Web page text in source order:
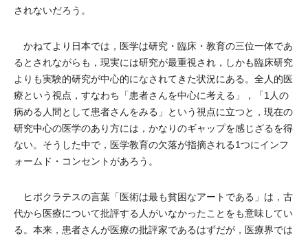
されないだろう。
かねてより日本では，医学は研究・臨床・教育の三位一体であ
るとされながらも，現実には研究が最重視され，しかも臨床研究
よりも実験的研究が中心的になされてきた状況にある。全人的医
療という視点，すなわち「患者さんを中心に考える」，「1人の
病める人間として患者さんをみる」という視点に立つと，現在の
研究中心の医学のあり方には，かなりのギャップを感じざるを得
ない。そうした中で，医学教育の欠落が指摘される1つにインフ
ォームド・コンセントがあろう。
ヒポクラテスの言葉「医術は最も貧困なアートである」は，古
代から医療について批評する人がいなかったことをも意味してい
る。本来，患者さんが医療の批評家であるはずだが，医療界では